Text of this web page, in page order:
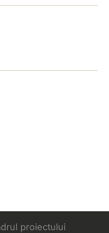
proiectului